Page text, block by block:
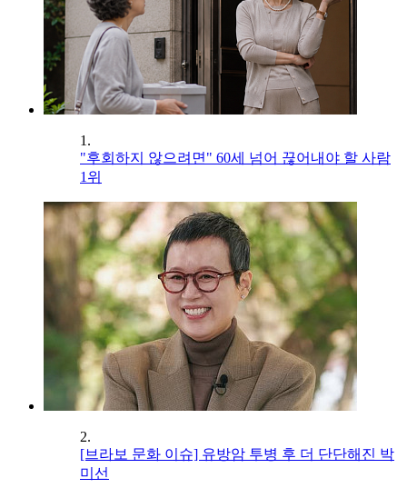
1.
"후회하지 않으려면" 60세 넘어 끊어내야 할 사람
1위
2.
[브라보 문화 이슈] 유방암 투병 후 더 단단해진 박
미선